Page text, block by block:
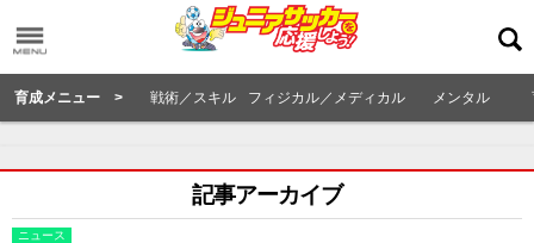
育成メニュー > 戦術／スキル フィジカル／メディカル メンタル
記事アーカイブ
ニュース